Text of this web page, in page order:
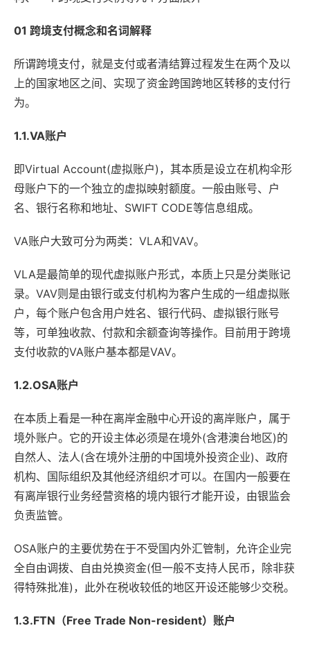
01 跨境支付概念和名词解释
所谓跨境支付，就是支付或者清结算过程发生在两个及以
上的国家地区之间、实现了资金跨国跨地区转移的支付行
为。
1.1.VA账户
即Virtual Account(虚拟账户)，其本质是设立在机构伞形
母账户下的一个独立的虚拟映射额度。一般由账号、户
名、银行名称和地址、SWIFT CODE等信息组成。
VA账户大致可分为两类：VLA和VAV。
VLA是最简单的现代虚拟账户形式，本质上只是分类账记
录。VAV则是由银行或支付机构为客户生成的一组虚拟账
户，每个账户包含用户姓名、银行代码、虚拟银行账号
等，可单独收款、付款和余额查询等操作。目前用于跨境
支付收款的VA账户基本都是VAV。
1.2.OSA账户
在本质上看是一种在离岸金融中心开设的离岸账户，属于
境外账户。它的开设主体必须是在境外(含港澳台地区)的
自然人、法人(含在境外注册的中国境外投资企业)、政府
机构、国际组织及其他经济组织才可以。在国内一般要在
有离岸银行业务经营资格的境内银行才能开设，由银监会
负责监管。
OSA账户的主要优势在于不受国内外汇管制，允许企业完
全自由调拨、自由兑换资金(但一般不支持人民币，除非获
得特殊批准)，此外在税收较低的地区开设还能够少交税。
1.3.FTN（Free Trade Non-resident）账户